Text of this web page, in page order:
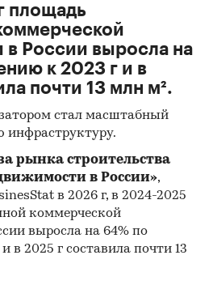
площадь
России выросла на
к 2023 г и в
почти 13 млн м².
стал масштабный
инфраструктуру.
рынка строительства
в России»,
в 2026 г, в 2024-2025
коммерческой
выросла на 64% по
в 2025 г составила почти 13